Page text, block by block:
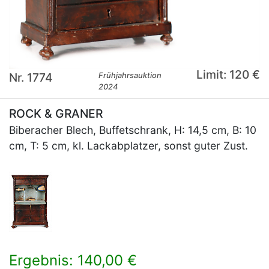
Nr. 1774
Frühjahrsauktion
2024
Limit: 120 €
ROCK & GRANER
Biberacher Blech, Buffetschrank, H: 14,5 cm, B: 10
cm, T: 5 cm, kl. Lackabplatzer, sonst guter Zust.
Ergebnis: 140,00 €